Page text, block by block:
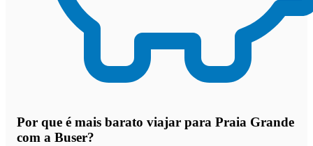
Por que é mais barato viajar para Praia Grande
com a Buser?